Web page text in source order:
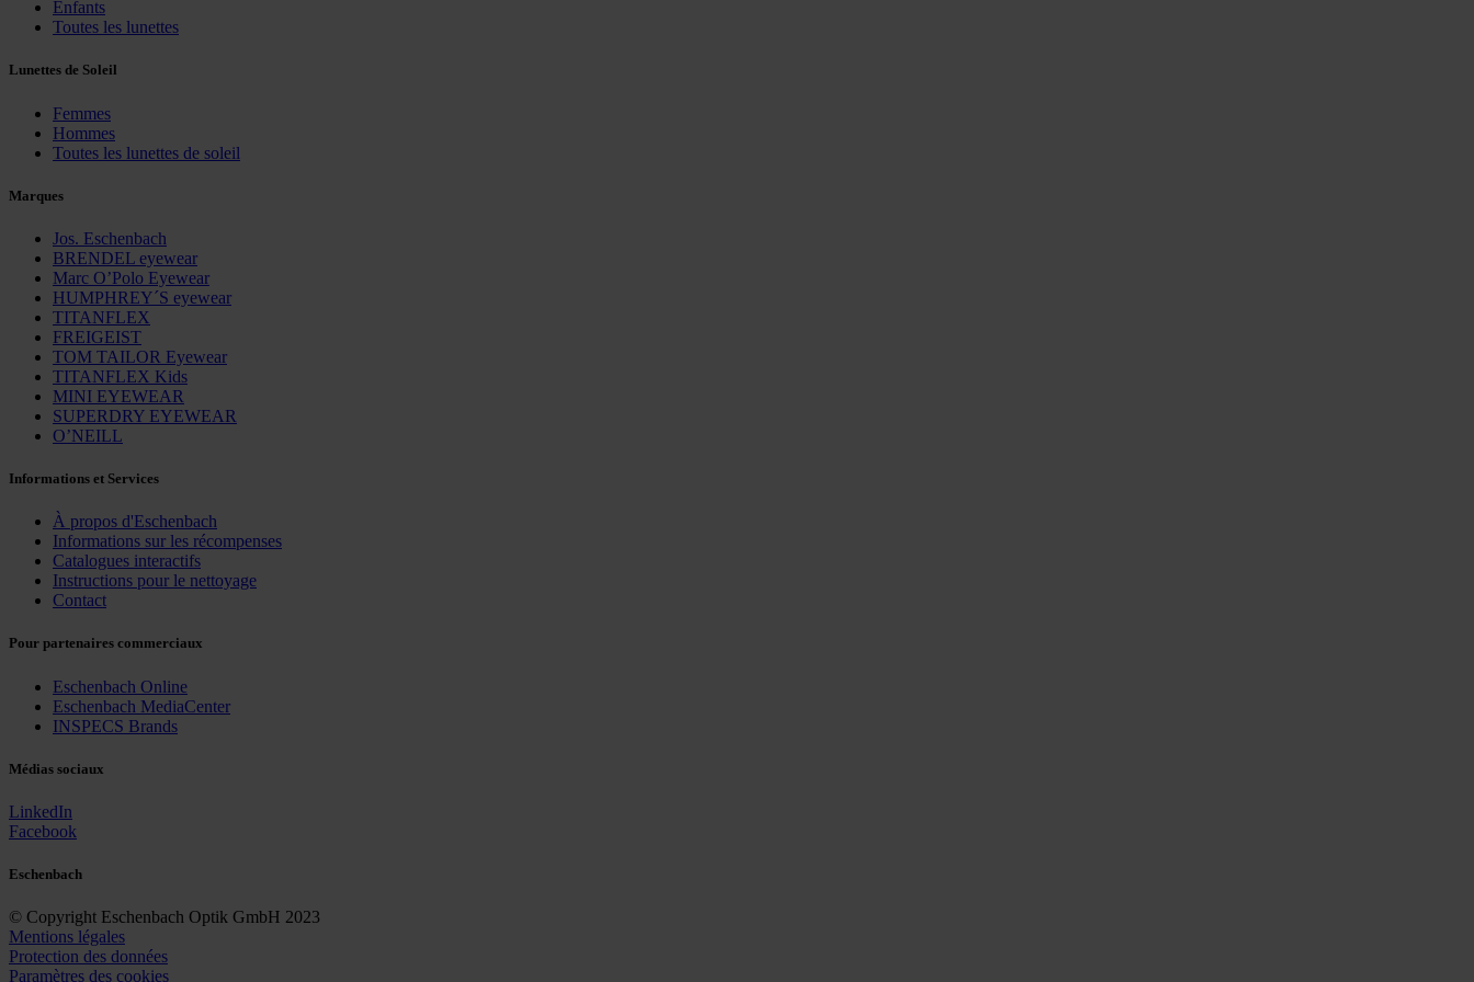
Enfants
Toutes les lunettes
Lunettes de Soleil
Femmes
Hommes
Toutes les lunettes de soleil
Marques
Jos. Eschenbach
BRENDEL eyewear
Marc O’Polo Eyewear
HUMPHREY´S eyewear
TITANFLEX
FREIGEIST
TOM TAILOR Eyewear
TITANFLEX Kids
MINI EYEWEAR
SUPERDRY EYEWEAR
O’NEILL
Informations et Services
À propos d'Eschenbach
Informations sur les récompenses
Catalogues interactifs
Instructions pour le nettoyage
Contact
Pour partenaires commerciaux
Eschenbach Online
Eschenbach MediaCenter
INSPECS Brands
Médias sociaux
LinkedIn
Facebook
Eschenbach
© Copyright Eschenbach Optik GmbH 2023
Mentions légales
Protection des données
Paramètres des cookies